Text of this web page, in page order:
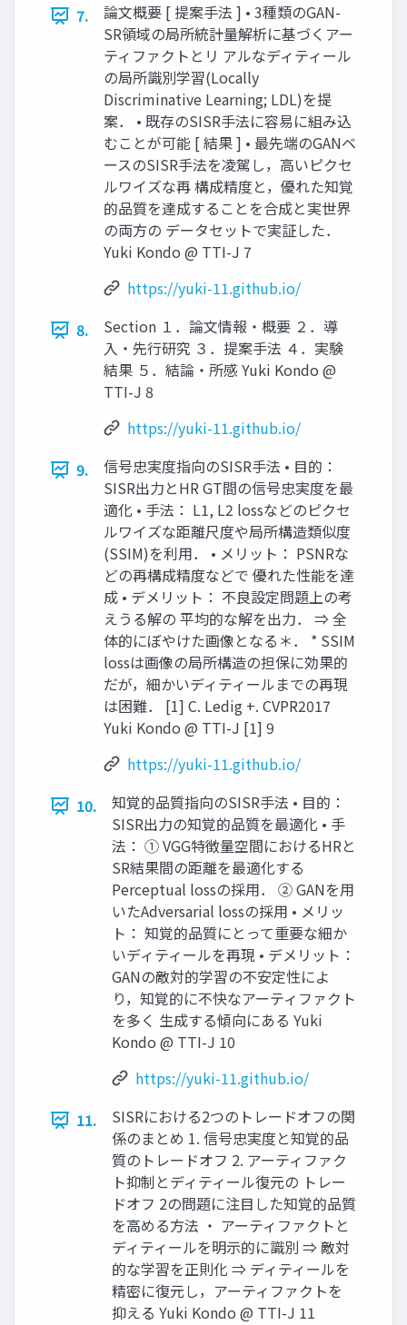
7.
論文概要 [ 提案手法 ] • 3種類のGAN-
SR領域の局所統計量解析に基づくアー
ティファクトとリ アルなディティール
の局所識別学習(Locally
Discriminative Learning; LDL)を提
案． • 既存のSISR手法に容易に組み込
むことが可能 [ 結果 ] • 最先端のGANベ
ースのSISR手法を凌駕し，高いピクセ
ルワイズな再 構成精度と，優れた知覚
的品質を達成することを合成と実世界
の両方の データセットで実証した．
Yuki Kondo @ TTI-J 7
https://yuki-11.github.io/
8.
Section １．論文情報・概要 ２．導
入・先行研究 ３．提案手法 ４．実験
結果 ５．結論・所感 Yuki Kondo @
TTI-J 8
https://yuki-11.github.io/
9.
信号忠実度指向のSISR手法 • 目的：
SISR出力とHR GT間の信号忠実度を最
適化 • 手法： L1, L2 lossなどのピクセ
ルワイズな距離尺度や局所構造類似度
(SSIM)を利用． • メリット： PSNRな
どの再構成精度などで 優れた性能を達
成 • デメリット： 不良設定問題上の考
えうる解の 平均的な解を出力． ⇒ 全
体的にぼやけた画像となる＊． * SSIM
lossは画像の局所構造の担保に効果的
だが，細かいディティールまでの再現
は困難． [1] C. Ledig +. CVPR2017
Yuki Kondo @ TTI-J [1] 9
https://yuki-11.github.io/
10.
知覚的品質指向のSISR手法 • 目的：
SISR出力の知覚的品質を最適化 • 手
法： ① VGG特徴量空間におけるHRと
SR結果間の距離を最適化する
Perceptual lossの採用． ② GANを用
いたAdversarial lossの採用 • メリッ
ト： 知覚的品質にとって重要な細か
いディティールを再現 • デメリット：
GANの敵対的学習の不安定性によ
り，知覚的に不快なアーティファクト
を多く 生成する傾向にある Yuki
Kondo @ TTI-J 10
https://yuki-11.github.io/
11.
SISRにおける2つのトレードオフの関
係のまとめ 1. 信号忠実度と知覚的品
質のトレードオフ 2. アーティファク
ト抑制とディティール復元の トレー
ドオフ 2の問題に注目した知覚的品質
を高める方法 ・ アーティファクトと
ディティールを明示的に識別 ⇒ 敵対
的な学習を正則化 ⇒ ディティールを
精密に復元し，アーティファクトを
抑える Yuki Kondo @ TTI-J 11